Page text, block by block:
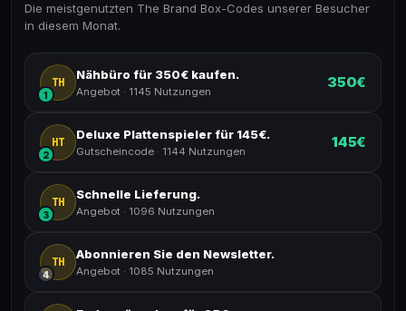
Die meistgenutzten The Brand Box-Codes unserer Besucher
in diesem Monat.
TH
1
Nähbüro für 350€ kaufen.
Angebot · 1145 Nutzungen
350€
HT
2
Deluxe Plattenspieler für 145€.
Gutscheincode · 1144 Nutzungen
145€
TH
3
Schnelle Lieferung.
Angebot · 1096 Nutzungen
TH
4
Abonnieren Sie den Newsletter.
Angebot · 1085 Nutzungen